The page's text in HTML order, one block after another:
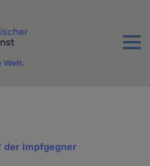
Menu
Welt.
der Impfgegner